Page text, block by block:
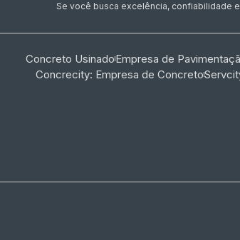
Se você busca excelência, confiabilidade
Concreto UsinadoEmpresa de
Concrecity: Empresa de Concreto